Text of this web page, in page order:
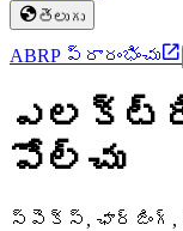
తెలుగు
ABRP ప్రారంభించు
పోల్చు
స్పెక్స్, ఛార్జింగ్,